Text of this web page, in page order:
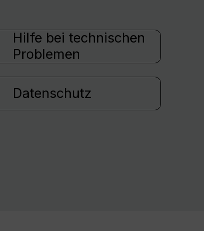
Hilfe bei technischen
Problemen
Datenschutz